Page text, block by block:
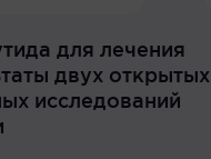
для лечения
двух открытых
исследований